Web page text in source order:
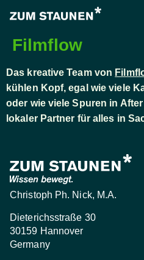
Filmflow
Das kreative Team von
kühlen Kopf, egal wie viele
oder wie viele Spuren in
lokaler Partner für alles in
Christoph Ph. Nick, M.A.
Dieterichsstraße 30
30159 Hannover
Germany